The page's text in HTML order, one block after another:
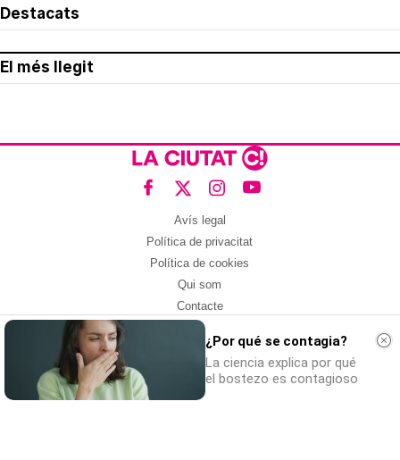
Destacats
El més llegit
Avís legal
Política de privacitat
Política de cookies
Qui som
Contacte
Xarxes socials
Amb col·laboració de:
¿Por qué se contagia?
La ciencia explica por qué
el bostezo es contagioso